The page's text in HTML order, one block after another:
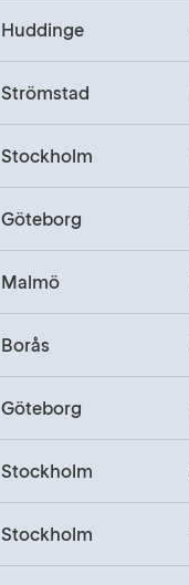
Huddinge
Strömstad
Stockholm
Göteborg
Malmö
Borås
Göteborg
Stockholm
Stockholm